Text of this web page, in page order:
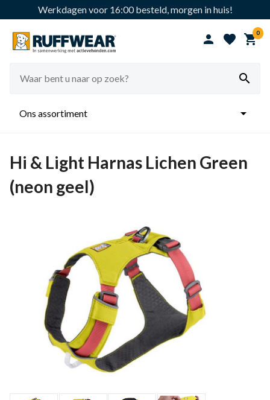
Werkdagen voor 16:00 besteld, morgen in huis!
  0

Ons assortiment 
Hi & Light Harnas Lichen Green
(neon geel)